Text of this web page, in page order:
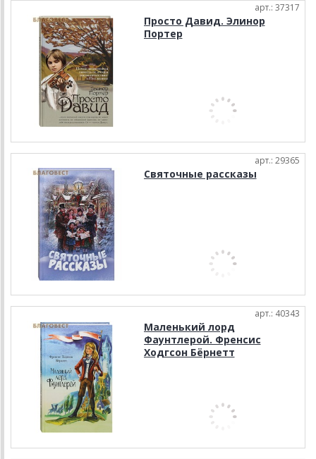
арт.: 37317
Просто Давид. Элинор
Портер
арт.: 29365
Святочные рассказы
арт.: 40343
Маленький лорд
Фаунтлерой. Френсис
Ходгсон Бёрнетт